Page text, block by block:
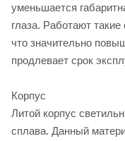
уменьшается
глаза. Работают
что значительно
продлевает срок
Корпус
Литой корпус
сплава. Данный